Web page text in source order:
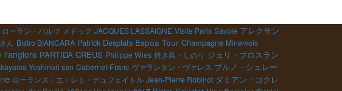
ローラン・バルツ メドック JACQUES LASSAIGNE Visite Paris Savoie アレクサン
ん Bistro BIANCARA Patrick Desplats Espoa Tour Champagne Minervois
l'anglore PARTIDA CREUS Philippe Wies 焼き鳥・しのり ジュリ・ブロスラン
Yoshinori san Cabernet-Franc ヴァランタン・ヴァレス ブルノ・シュレー
ローランス・エ・レミ・デュフェイトル Jean-Pierre Robinot ダミアン・コクレ